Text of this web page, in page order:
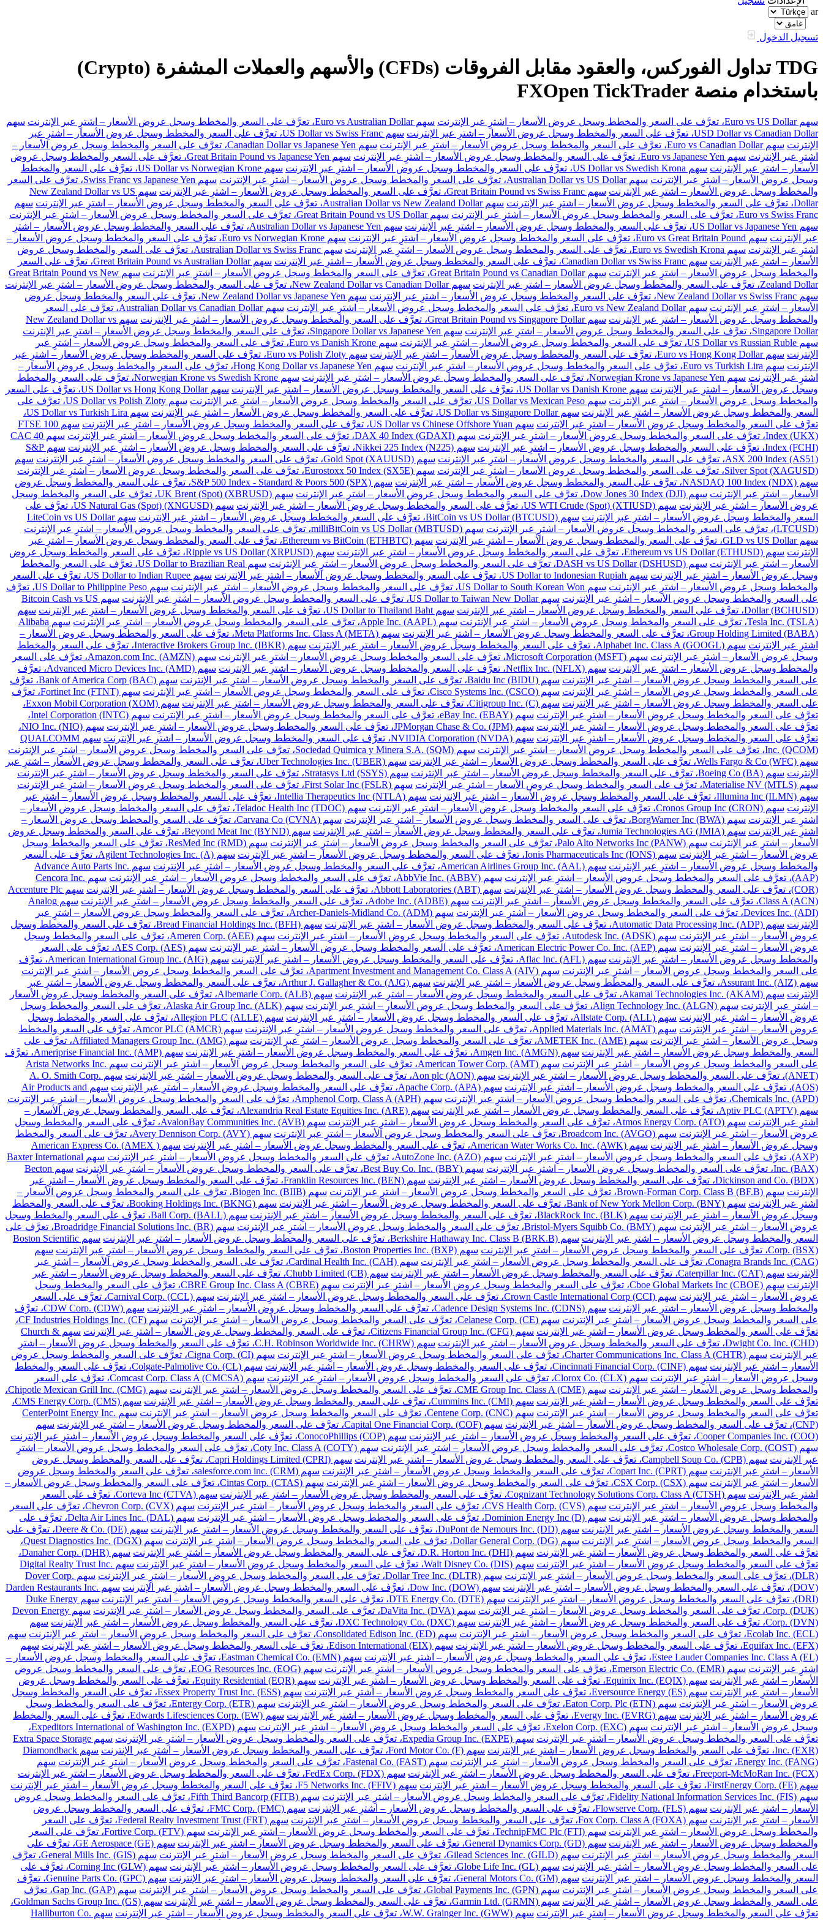
ar
تسجيل الدخول
TDG تداول الفوركس، والعقود مقابل الفروقات (CFDs) والأسهم والعملات المشفرة (Crypto)
باستخدام منصة FXOpen TickTrader
سهم Euro vs US Dollar، تعرَّف على السعر والمخطط وسجل عروض الأسعار – اشترِ عبر الإنترنت سهم Euro vs Australian Dollar، تعرَّف على السعر والمخطط وسجل عروض الأسعار – اشترِ عبر الإنترنت
سهم
USD Dollar vs Canadian Dollar، تعرَّف على السعر والمخطط وسجل عروض الأسعار – اشترِ عبر الإنترنت
سهم US Dollar vs Swiss Franc، تعرَّف على السعر والمخطط وسجل عروض الأسعار – اشترِ عبر
الإنترنت سهم Euro vs Canadian Dollar، تعرَّف على السعر والمخطط وسجل عروض الأسعار – اشترِ عبر الإنترنت
سهم Canadian Dollar vs Japanese Yen، تعرَّف على السعر والمخطط وسجل عروض الأسعار –
اشترِ عبر الإنترنت سهم Euro vs Japanese Yen، تعرَّف على السعر والمخطط وسجل عروض الأسعار – اشترِ عبر الإنترنت
سهم Great Britain Pound vs Japanese Yen، تعرَّف على السعر والمخطط وسجل عروض
الأسعار – اشترِ عبر الإنترنت سهم US Dollar vs Swedish Krona، تعرَّف على السعر والمخطط وسجل عروض الأسعار – اشترِ عبر الإنترنت
سهم US Dollar vs Norwegian Krone، تعرَّف على السعر والمخطط
وسجل عروض الأسعار – اشترِ عبر الإنترنت سهم Australian Dollar vs US Dollar، تعرَّف على السعر والمخطط وسجل عروض الأسعار – اشترِ عبر الإنترنت
سهم Swiss Franc vs Japanese Yen، تعرَّف على السعر
والمخطط وسجل عروض الأسعار – اشترِ عبر الإنترنت سهم Great Britain Pound vs Swiss Franc، تعرَّف على السعر والمخطط وسجل عروض الأسعار – اشترِ عبر الإنترنت
سهم New Zealand Dollar vs US
Dollar، تعرَّف على السعر والمخطط وسجل عروض الأسعار – اشترِ عبر الإنترنت
سهم Australian Dollar vs New Zealand Dollar، تعرَّف على السعر والمخطط وسجل عروض الأسعار – اشترِ عبر الإنترنت
سهم
Euro vs Swiss Franc، تعرَّف على السعر والمخطط وسجل عروض الأسعار – اشترِ عبر الإنترنت
سهم Great Britain Pound vs US Dollar، تعرَّف على السعر والمخطط وسجل عروض الأسعار – اشترِ عبر الإنترنت
سهم US Dollar vs Japanese Yen، تعرَّف على السعر والمخطط وسجل عروض الأسعار – اشترِ عبر الإنترنت
سهم Australian Dollar vs Japanese Yen، تعرَّف على السعر والمخطط وسجل عروض الأسعار – اشترِ
عبر الإنترنت سهم Euro vs Great Britain Pound، تعرَّف على السعر والمخطط وسجل عروض الأسعار – اشترِ عبر الإنترنت
سهم Euro vs Norwegian Krone، تعرَّف على السعر والمخطط وسجل عروض الأسعار –
اشترِ عبر الإنترنت سهم Euro vs Swedish Krona، تعرَّف على السعر والمخطط وسجل عروض الأسعار – اشترِ عبر الإنترنت
سهم Australian Dollar vs Swiss Franc، تعرَّف على السعر والمخطط وسجل عروض
الأسعار – اشترِ عبر الإنترنت سهم Canadian Dollar vs Swiss Franc، تعرَّف على السعر والمخطط وسجل عروض الأسعار – اشترِ عبر الإنترنت
سهم Great Britain Pound vs Australian Dollar، تعرَّف على السعر
والمخطط وسجل عروض الأسعار – اشترِ عبر الإنترنت سهم Great Britain Pound vs Canadian Dollar، تعرَّف على السعر والمخطط وسجل عروض الأسعار – اشترِ عبر الإنترنت
سهم Great Britain Pound vs New
Zealand Dollar، تعرَّف على السعر والمخطط وسجل عروض الأسعار – اشترِ عبر الإنترنت
سهم New Zealand Dollar vs Canadian Dollar، تعرَّف على السعر والمخطط وسجل عروض الأسعار – اشترِ عبر الإنترنت
سهم New Zealand Dollar vs Swiss Franc، تعرَّف على السعر والمخطط وسجل عروض الأسعار – اشترِ عبر الإنترنت
سهم New Zealand Dollar vs Japanese Yen، تعرَّف على السعر والمخطط وسجل عروض
الأسعار – اشترِ عبر الإنترنت سهم Euro vs New Zealand Dollar، تعرَّف على السعر والمخطط وسجل عروض الأسعار – اشترِ عبر الإنترنت
سهم Australian Dollar vs Canadian Dollar، تعرَّف على السعر
والمخطط وسجل عروض الأسعار – اشترِ عبر الإنترنت سهم Great Britain Pound vs Singapore Dollar، تعرَّف على السعر والمخطط وسجل عروض الأسعار – اشترِ عبر الإنترنت
سهم New Zealand Dollar vs
Singapore Dollar، تعرَّف على السعر والمخطط وسجل عروض الأسعار – اشترِ عبر الإنترنت
سهم Singapore Dollar vs Japanese Yen، تعرَّف على السعر والمخطط وسجل عروض الأسعار – اشترِ عبر الإنترنت
سهم US Dollar vs Russian Ruble، تعرَّف على السعر والمخطط وسجل عروض الأسعار – اشترِ عبر الإنترنت
سهم Euro vs Danish Krone، تعرَّف على السعر والمخطط وسجل عروض الأسعار – اشترِ عبر
الإنترنت سهم Euro vs Hong Kong Dollar، تعرَّف على السعر والمخطط وسجل عروض الأسعار – اشترِ عبر الإنترنت
سهم Euro vs Polish Zloty، تعرَّف على السعر والمخطط وسجل عروض الأسعار – اشترِ عبر
الإنترنت سهم Euro vs Turkish Lira، تعرَّف على السعر والمخطط وسجل عروض الأسعار – اشترِ عبر الإنترنت
سهم Hong Kong Dollar vs Japanese Yen، تعرَّف على السعر والمخطط وسجل عروض الأسعار –
اشترِ عبر الإنترنت سهم Norwegian Krone vs Japanese Yen، تعرَّف على السعر والمخطط وسجل عروض الأسعار – اشترِ عبر الإنترنت
سهم Norwegian Krone vs Swedish Krone، تعرَّف على السعر والمخطط
وسجل عروض الأسعار – اشترِ عبر الإنترنت سهم US Dollar vs Danish Krone، تعرَّف على السعر والمخطط وسجل عروض الأسعار – اشترِ عبر الإنترنت
سهم US Dollar vs Hong Kong Dollar، تعرَّف على السعر
والمخطط وسجل عروض الأسعار – اشترِ عبر الإنترنت سهم US Dollar vs Mexican Peso، تعرَّف على السعر والمخطط وسجل عروض الأسعار – اشترِ عبر الإنترنت
سهم US Dollar vs Polish Zloty، تعرَّف على
السعر والمخطط وسجل عروض الأسعار – اشترِ عبر الإنترنت سهم US Dollar vs Singapore Dollar، تعرَّف على السعر والمخطط وسجل عروض الأسعار – اشترِ عبر الإنترنت
سهم US Dollar vs Turkish Lira،
تعرَّف على السعر والمخطط وسجل عروض الأسعار – اشترِ عبر الإنترنت سهم US Dollar vs Chinese Offshore Yuan، تعرَّف على السعر والمخطط وسجل عروض الأسعار – اشترِ عبر الإنترنت
سهم FTSE 100
Index (UKX)، تعرَّف على السعر والمخطط وسجل عروض الأسعار – اشترِ عبر الإنترنت
سهم DAX 40 Index (GDAXI)، تعرَّف على السعر والمخطط وسجل عروض الأسعار – اشترِ عبر الإنترنت
سهم CAC 40
Index (FCHI)، تعرَّف على السعر والمخطط وسجل عروض الأسعار – اشترِ عبر الإنترنت
سهم Nikkei 225 Index (N225)، تعرَّف على السعر والمخطط وسجل عروض الأسعار – اشترِ عبر الإنترنت
سهم S&P
ASX 200 Index (AS51)، تعرَّف على السعر والمخطط وسجل عروض الأسعار – اشترِ عبر الإنترنت
سهم Gold Spot (XAUUSD)، تعرَّف على السعر والمخطط وسجل عروض الأسعار – اشترِ عبر الإنترنت
سهم
Silver Spot (XAGUSD)، تعرَّف على السعر والمخطط وسجل عروض الأسعار – اشترِ عبر الإنترنت
سهم Eurostoxx 50 Index (SX5E)، تعرَّف على السعر والمخطط وسجل عروض الأسعار – اشترِ عبر الإنترنت
سهم NASDAQ 100 Index (NDX)، تعرَّف على السعر والمخطط وسجل عروض الأسعار – اشترِ عبر الإنترنت
سهم S&P 500 Index - Standard & Poors 500 (SPX)، تعرَّف على السعر والمخطط وسجل عروض
الأسعار – اشترِ عبر الإنترنت سهم Dow Jones 30 Index (DJI)، تعرَّف على السعر والمخطط وسجل عروض الأسعار – اشترِ عبر الإنترنت
سهم UK Brent (Spot) (XBRUSD)، تعرَّف على السعر والمخطط وسجل
عروض الأسعار – اشترِ عبر الإنترنت سهم US WTI Crude (Spot) (XTIUSD)، تعرَّف على السعر والمخطط وسجل عروض الأسعار – اشترِ عبر الإنترنت
سهم US Natural Gas (Spot) (XNGUSD)، تعرَّف على
السعر والمخطط وسجل عروض الأسعار – اشترِ عبر الإنترنت سهم BitCoin vs US Dollar (BTCUSD)، تعرَّف على السعر والمخطط وسجل عروض الأسعار – اشترِ عبر الإنترنت
سهم LiteCoin vs US Dollar
(LTCUSD)، تعرَّف على السعر والمخطط وسجل عروض الأسعار – اشترِ عبر الإنترنت
سهم milliBitCoin vs US Dollar (MBTUSD)، تعرَّف على السعر والمخطط وسجل عروض الأسعار – اشترِ عبر الإنترنت
سهم GLD vs US Dollar، تعرَّف على السعر والمخطط وسجل عروض الأسعار – اشترِ عبر الإنترنت
سهم Ethereum vs BitCoin (ETHBTC)، تعرَّف على السعر والمخطط وسجل عروض الأسعار – اشترِ عبر
الإنترنت سهم Ethereum vs US Dollar (ETHUSD)، تعرَّف على السعر والمخطط وسجل عروض الأسعار – اشترِ عبر الإنترنت
سهم Ripple vs US Dollar (XRPUSD)، تعرَّف على السعر والمخطط وسجل عروض
الأسعار – اشترِ عبر الإنترنت سهم DASH vs US Dollar (DSHUSD)، تعرَّف على السعر والمخطط وسجل عروض الأسعار – اشترِ عبر الإنترنت
سهم US Dollar to Brazilian Real، تعرَّف على السعر والمخطط
وسجل عروض الأسعار – اشترِ عبر الإنترنت سهم US Dollar to Indonesian Rupiah، تعرَّف على السعر والمخطط وسجل عروض الأسعار – اشترِ عبر الإنترنت
سهم US Dollar to Indian Rupee، تعرَّف على السعر
والمخطط وسجل عروض الأسعار – اشترِ عبر الإنترنت سهم US Dollar to South Korean Won، تعرَّف على السعر والمخطط وسجل عروض الأسعار – اشترِ عبر الإنترنت
سهم US Dollar to Philippine Peso، تعرَّف
على السعر والمخطط وسجل عروض الأسعار – اشترِ عبر الإنترنت سهم US Dollar to Taiwan New Dollar، تعرَّف على السعر والمخطط وسجل عروض الأسعار – اشترِ عبر الإنترنت
سهم Bitcoin Cash vs US
Dollar (BCHUSD)، تعرَّف على السعر والمخطط وسجل عروض الأسعار – اشترِ عبر الإنترنت
سهم US Dollar to Thailand Baht، تعرَّف على السعر والمخطط وسجل عروض الأسعار – اشترِ عبر الإنترنت
سهم
Tesla Inc. (TSLA)، تعرَّف على السعر والمخطط وسجل عروض الأسعار – اشترِ عبر الإنترنت
سهم Apple Inc. (AAPL)، تعرَّف على السعر والمخطط وسجل عروض الأسعار – اشترِ عبر الإنترنت
سهم Alibaba
Group Holding Limited (BABA)، تعرَّف على السعر والمخطط وسجل عروض الأسعار – اشترِ عبر الإنترنت
سهم Meta Platforms Inc. Class A (META)، تعرَّف على السعر والمخطط وسجل عروض الأسعار –
اشترِ عبر الإنترنت سهم Alphabet Inc. Class A (GOOGL)، تعرَّف على السعر والمخطط وسجل عروض الأسعار – اشترِ عبر الإنترنت
سهم Interactive Brokers Group Inc. (IBKR)، تعرَّف على السعر والمخطط
وسجل عروض الأسعار – اشترِ عبر الإنترنت سهم Microsoft Corporation (MSFT)، تعرَّف على السعر والمخطط وسجل عروض الأسعار – اشترِ عبر الإنترنت
سهم Amazon.com Inc. (AMZN)، تعرَّف على السعر
والمخطط وسجل عروض الأسعار – اشترِ عبر الإنترنت سهم Netflix Inc. (NFLX)، تعرَّف على السعر والمخطط وسجل عروض الأسعار – اشترِ عبر الإنترنت
سهم Advanced Micro Devices Inc. (AMD)، تعرَّف
على السعر والمخطط وسجل عروض الأسعار – اشترِ عبر الإنترنت سهم Baidu Inc (BIDU)، تعرَّف على السعر والمخطط وسجل عروض الأسعار – اشترِ عبر الإنترنت
سهم Bank of America Corp (BAC)، تعرَّف
على السعر والمخطط وسجل عروض الأسعار – اشترِ عبر الإنترنت سهم Cisco Systems Inc. (CSCO)، تعرَّف على السعر والمخطط وسجل عروض الأسعار – اشترِ عبر الإنترنت
سهم Fortinet Inc (FTNT)، تعرَّف
على السعر والمخطط وسجل عروض الأسعار – اشترِ عبر الإنترنت سهم Citigroup Inc. (C)، تعرَّف على السعر والمخطط وسجل عروض الأسعار – اشترِ عبر الإنترنت
سهم Exxon Mobil Corporation (XOM)،
تعرَّف على السعر والمخطط وسجل عروض الأسعار – اشترِ عبر الإنترنت سهم eBay Inc. (EBAY)، تعرَّف على السعر والمخطط وسجل عروض الأسعار – اشترِ عبر الإنترنت
سهم Intel Corporation (INTC)،
تعرَّف على السعر والمخطط وسجل عروض الأسعار – اشترِ عبر الإنترنت سهم JPMorgan Chase & Co. (JPM)، تعرَّف على السعر والمخطط وسجل عروض الأسعار – اشترِ عبر الإنترنت
سهم NIO Inc. (NIO)،
تعرَّف على السعر والمخطط وسجل عروض الأسعار – اشترِ عبر الإنترنت سهم NVIDIA Corporation (NVDA)، تعرَّف على السعر والمخطط وسجل عروض الأسعار – اشترِ عبر الإنترنت
سهم QUALCOMM
Inc. (QCOM)، تعرَّف على السعر والمخطط وسجل عروض الأسعار – اشترِ عبر الإنترنت
سهم Sociedad Quimica y Minera S.A. (SQM)، تعرَّف على السعر والمخطط وسجل عروض الأسعار – اشترِ عبر الإنترنت
سهم Wells Fargo & Co (WFC)، تعرَّف على السعر والمخطط وسجل عروض الأسعار – اشترِ عبر الإنترنت
سهم Uber Technologies Inc. (UBER)، تعرَّف على السعر والمخطط وسجل عروض الأسعار – اشترِ عبر
الإنترنت سهم Boeing Co (BA)، تعرَّف على السعر والمخطط وسجل عروض الأسعار – اشترِ عبر الإنترنت
سهم Stratasys Ltd (SSYS)، تعرَّف على السعر والمخطط وسجل عروض الأسعار – اشترِ عبر الإنترنت
سهم Materialise NV (MTLS)، تعرَّف على السعر والمخطط وسجل عروض الأسعار – اشترِ عبر الإنترنت
سهم First Solar Inc (FSLR)، تعرَّف على السعر والمخطط وسجل عروض الأسعار – اشترِ عبر الإنترنت
سهم Illumina Inc (ILMN)، تعرَّف على السعر والمخطط وسجل عروض الأسعار – اشترِ عبر الإنترنت
سهم Intellia Therapeutics Inc (NTLA)، تعرَّف على السعر والمخطط وسجل عروض الأسعار – اشترِ عبر
الإنترنت سهم Cronos Group Inc (CRON)، تعرَّف على السعر والمخطط وسجل عروض الأسعار – اشترِ عبر الإنترنت
سهم Teladoc Health Inc (TDOC)، تعرَّف على السعر والمخطط وسجل عروض الأسعار –
اشترِ عبر الإنترنت سهم BorgWarner Inc (BWA)، تعرَّف على السعر والمخطط وسجل عروض الأسعار – اشترِ عبر الإنترنت
سهم Carvana Co (CVNA)، تعرَّف على السعر والمخطط وسجل عروض الأسعار –
اشترِ عبر الإنترنت سهم Jumia Technologies AG (JMIA)، تعرَّف على السعر والمخطط وسجل عروض الأسعار – اشترِ عبر الإنترنت
سهم Beyond Meat Inc (BYND)، تعرَّف على السعر والمخطط وسجل عروض
الأسعار – اشترِ عبر الإنترنت سهم Palo Alto Networks Inc (PANW)، تعرَّف على السعر والمخطط وسجل عروض الأسعار – اشترِ عبر الإنترنت
سهم ResMed Inc (RMD)، تعرَّف على السعر والمخطط وسجل
عروض الأسعار – اشترِ عبر الإنترنت سهم Ionis Pharmaceuticals Inc (IONS)، تعرَّف على السعر والمخطط وسجل عروض الأسعار – اشترِ عبر الإنترنت
سهم Agilent Technologies Inc. (A)، تعرَّف على السعر
والمخطط وسجل عروض الأسعار – اشترِ عبر الإنترنت سهم American Airlines Group Inc. (AAL)، تعرَّف على السعر والمخطط وسجل عروض الأسعار – اشترِ عبر الإنترنت
سهم Advance Auto Parts Inc.
(AAP)، تعرَّف على السعر والمخطط وسجل عروض الأسعار – اشترِ عبر الإنترنت
سهم AbbVie Inc. (ABBV)، تعرَّف على السعر والمخطط وسجل عروض الأسعار – اشترِ عبر الإنترنت
سهم Cencora Inc.
(COR)، تعرَّف على السعر والمخطط وسجل عروض الأسعار – اشترِ عبر الإنترنت
سهم Abbott Laboratories (ABT)، تعرَّف على السعر والمخطط وسجل عروض الأسعار – اشترِ عبر الإنترنت
سهم Accenture Plc
Class A (ACN)، تعرَّف على السعر والمخطط وسجل عروض الأسعار – اشترِ عبر الإنترنت
سهم Adobe Inc. (ADBE)، تعرَّف على السعر والمخطط وسجل عروض الأسعار – اشترِ عبر الإنترنت
سهم Analog
Devices Inc. (ADI)، تعرَّف على السعر والمخطط وسجل عروض الأسعار – اشترِ عبر الإنترنت
سهم Archer-Daniels-Midland Co. (ADM)، تعرَّف على السعر والمخطط وسجل عروض الأسعار – اشترِ عبر
الإنترنت سهم Automatic Data Processing Inc. (ADP)، تعرَّف على السعر والمخطط وسجل عروض الأسعار – اشترِ عبر الإنترنت
سهم Bread Financial Holdings Inc. (BFH)، تعرَّف على السعر والمخطط وسجل
عروض الأسعار – اشترِ عبر الإنترنت سهم Autodesk Inc. (ADSK)، تعرَّف على السعر والمخطط وسجل عروض الأسعار – اشترِ عبر الإنترنت
سهم Ameren Corp. (AEE)، تعرَّف على السعر والمخطط وسجل
عروض الأسعار – اشترِ عبر الإنترنت سهم American Electric Power Co. Inc. (AEP)، تعرَّف على السعر والمخطط وسجل عروض الأسعار – اشترِ عبر الإنترنت
سهم AES Corp. (AES)، تعرَّف على السعر
والمخطط وسجل عروض الأسعار – اشترِ عبر الإنترنت سهم Aflac Inc. (AFL)، تعرَّف على السعر والمخطط وسجل عروض الأسعار – اشترِ عبر الإنترنت
سهم American International Group Inc. (AIG)، تعرَّف
على السعر والمخطط وسجل عروض الأسعار – اشترِ عبر الإنترنت سهم Apartment Investment and Management Co. Class A (AIV)، تعرَّف على السعر والمخطط وسجل عروض الأسعار – اشترِ عبر الإنترنت
سهم Assurant Inc. (AIZ)، تعرَّف على السعر والمخطط وسجل عروض الأسعار – اشترِ عبر الإنترنت
سهم Arthur J. Gallagher & Co. (AJG)، تعرَّف على السعر والمخطط وسجل عروض الأسعار – اشترِ عبر
الإنترنت سهم Akamai Technologies Inc. (AKAM)، تعرَّف على السعر والمخطط وسجل عروض الأسعار – اشترِ عبر الإنترنت
سهم Albemarle Corp. (ALB)، تعرَّف على السعر والمخطط وسجل عروض الأسعار
– اشترِ عبر الإنترنت سهم Align Technology Inc. (ALGN)، تعرَّف على السعر والمخطط وسجل عروض الأسعار – اشترِ عبر الإنترنت
سهم Alaska Air Group Inc. (ALK)، تعرَّف على السعر والمخطط وسجل
عروض الأسعار – اشترِ عبر الإنترنت سهم Allstate Corp. (ALL)، تعرَّف على السعر والمخطط وسجل عروض الأسعار – اشترِ عبر الإنترنت
سهم Allegion PLC (ALLE)، تعرَّف على السعر والمخطط وسجل
عروض الأسعار – اشترِ عبر الإنترنت سهم Applied Materials Inc. (AMAT)، تعرَّف على السعر والمخطط وسجل عروض الأسعار – اشترِ عبر الإنترنت
سهم Amcor PLC (AMCR)، تعرَّف على السعر والمخطط
وسجل عروض الأسعار – اشترِ عبر الإنترنت سهم AMETEK Inc. (AME)، تعرَّف على السعر والمخطط وسجل عروض الأسعار – اشترِ عبر الإنترنت
سهم Affiliated Managers Group Inc. (AMG)، تعرَّف على
السعر والمخطط وسجل عروض الأسعار – اشترِ عبر الإنترنت سهم Amgen Inc. (AMGN)، تعرَّف على السعر والمخطط وسجل عروض الأسعار – اشترِ عبر الإنترنت
سهم Ameriprise Financial Inc. (AMP)، تعرَّف
على السعر والمخطط وسجل عروض الأسعار – اشترِ عبر الإنترنت سهم American Tower Corp. (AMT)، تعرَّف على السعر والمخطط وسجل عروض الأسعار – اشترِ عبر الإنترنت
سهم Arista Networks Inc.
(ANET)، تعرَّف على السعر والمخطط وسجل عروض الأسعار – اشترِ عبر الإنترنت
سهم Aon plc (AON)، تعرَّف على السعر والمخطط وسجل عروض الأسعار – اشترِ عبر الإنترنت
سهم A. O. Smith Corp.
(AOS)، تعرَّف على السعر والمخطط وسجل عروض الأسعار – اشترِ عبر الإنترنت
سهم Apache Corp. (APA)، تعرَّف على السعر والمخطط وسجل عروض الأسعار – اشترِ عبر الإنترنت
سهم Air Products and
Chemicals Inc. (APD)، تعرَّف على السعر والمخطط وسجل عروض الأسعار – اشترِ عبر الإنترنت
سهم Amphenol Corp. Class A (APH)، تعرَّف على السعر والمخطط وسجل عروض الأسعار – اشترِ عبر الإنترنت
سهم Aptiv PLC (APTV)، تعرَّف على السعر والمخطط وسجل عروض الأسعار – اشترِ عبر الإنترنت
سهم Alexandria Real Estate Equities Inc. (ARE)، تعرَّف على السعر والمخطط وسجل عروض الأسعار –
اشترِ عبر الإنترنت سهم Atmos Energy Corp. (ATO)، تعرَّف على السعر والمخطط وسجل عروض الأسعار – اشترِ عبر الإنترنت
سهم AvalonBay Communities Inc. (AVB)، تعرَّف على السعر والمخطط وسجل
عروض الأسعار – اشترِ عبر الإنترنت سهم Broadcom Inc. (AVGO)، تعرَّف على السعر والمخطط وسجل عروض الأسعار – اشترِ عبر الإنترنت
سهم Avery Dennison Corp. (AVY)، تعرَّف على السعر والمخطط
وسجل عروض الأسعار – اشترِ عبر الإنترنت سهم American Water Works Co. Inc. (AWK)، تعرَّف على السعر والمخطط وسجل عروض الأسعار – اشترِ عبر الإنترنت
سهم American Express Co. (AMEX )
(AXP)، تعرَّف على السعر والمخطط وسجل عروض الأسعار – اشترِ عبر الإنترنت
سهم AutoZone Inc. (AZO)، تعرَّف على السعر والمخطط وسجل عروض الأسعار – اشترِ عبر الإنترنت
سهم Baxter International
Inc. (BAX)، تعرَّف على السعر والمخطط وسجل عروض الأسعار – اشترِ عبر الإنترنت
سهم Best Buy Co. Inc. (BBY)، تعرَّف على السعر والمخطط وسجل عروض الأسعار – اشترِ عبر الإنترنت
سهم Becton
Dickinson and Co. (BDX)، تعرَّف على السعر والمخطط وسجل عروض الأسعار – اشترِ عبر الإنترنت
سهم Franklin Resources Inc. (BEN)، تعرَّف على السعر والمخطط وسجل عروض الأسعار – اشترِ عبر
الإنترنت سهم Brown-Forman Corp. Class B (BF.B)، تعرَّف على السعر والمخطط وسجل عروض الأسعار – اشترِ عبر الإنترنت
سهم Biogen Inc. (BIIB)، تعرَّف على السعر والمخطط وسجل عروض الأسعار –
اشترِ عبر الإنترنت سهم Bank of New York Mellon Corp. (BNY)، تعرَّف على السعر والمخطط وسجل عروض الأسعار – اشترِ عبر الإنترنت
سهم Booking Holdings Inc. (BKNG)، تعرَّف على السعر والمخطط
وسجل عروض الأسعار – اشترِ عبر الإنترنت سهم BlackRock Inc. (BLK)، تعرَّف على السعر والمخطط وسجل عروض الأسعار – اشترِ عبر الإنترنت
سهم Ball Corp. (BALL)، تعرَّف على السعر والمخطط وسجل
عروض الأسعار – اشترِ عبر الإنترنت سهم Bristol-Myers Squibb Co. (BMY)، تعرَّف على السعر والمخطط وسجل عروض الأسعار – اشترِ عبر الإنترنت
سهم Broadridge Financial Solutions Inc. (BR)، تعرَّف على
السعر والمخطط وسجل عروض الأسعار – اشترِ عبر الإنترنت سهم Berkshire Hathaway Inc. Class B (BRK.B)، تعرَّف على السعر والمخطط وسجل عروض الأسعار – اشترِ عبر الإنترنت
سهم Boston Scientific
Corp. (BSX)، تعرَّف على السعر والمخطط وسجل عروض الأسعار – اشترِ عبر الإنترنت
سهم Boston Properties Inc. (BXP)، تعرَّف على السعر والمخطط وسجل عروض الأسعار – اشترِ عبر الإنترنت
سهم
Conagra Brands Inc. (CAG)، تعرَّف على السعر والمخطط وسجل عروض الأسعار – اشترِ عبر الإنترنت
سهم Cardinal Health Inc. (CAH)، تعرَّف على السعر والمخطط وسجل عروض الأسعار – اشترِ عبر
الإنترنت سهم Caterpillar Inc. (CAT)، تعرَّف على السعر والمخطط وسجل عروض الأسعار – اشترِ عبر الإنترنت
سهم Chubb Limited (CB)، تعرَّف على السعر والمخطط وسجل عروض الأسعار – اشترِ عبر
الإنترنت سهم Cboe Global Markets Inc (CBOE)، تعرَّف على السعر والمخطط وسجل عروض الأسعار – اشترِ عبر الإنترنت
سهم CBRE Group Inc. Class A (CBRE)، تعرَّف على السعر والمخطط وسجل
عروض الأسعار – اشترِ عبر الإنترنت سهم Crown Castle International Corp (CCI)، تعرَّف على السعر والمخطط وسجل عروض الأسعار – اشترِ عبر الإنترنت
سهم Carnival Corp. (CCL)، تعرَّف على السعر
والمخطط وسجل عروض الأسعار – اشترِ عبر الإنترنت سهم Cadence Design Systems Inc. (CDNS)، تعرَّف على السعر والمخطط وسجل عروض الأسعار – اشترِ عبر الإنترنت
سهم CDW Corp. (CDW)، تعرَّف
على السعر والمخطط وسجل عروض الأسعار – اشترِ عبر الإنترنت سهم Celanese Corp. (CE)، تعرَّف على السعر والمخطط وسجل عروض الأسعار – اشترِ عبر الإنترنت
سهم CF Industries Holdings Inc. (CF)،
تعرَّف على السعر والمخطط وسجل عروض الأسعار – اشترِ عبر الإنترنت سهم Citizens Financial Group Inc. (CFG)، تعرَّف على السعر والمخطط وسجل عروض الأسعار – اشترِ عبر الإنترنت
سهم Church &
Dwight Co. Inc. (CHD)، تعرَّف على السعر والمخطط وسجل عروض الأسعار – اشترِ عبر الإنترنت
سهم C.H. Robinson Worldwide Inc. (CHRW)، تعرَّف على السعر والمخطط وسجل عروض الأسعار – اشترِ
عبر الإنترنت سهم Charter Communications Inc. Class A (CHTR)، تعرَّف على السعر والمخطط وسجل عروض الأسعار – اشترِ عبر الإنترنت
سهم Cigna Corp. (CI)، تعرَّف على السعر والمخطط وسجل عروض
الأسعار – اشترِ عبر الإنترنت سهم Cincinnati Financial Corp. (CINF)، تعرَّف على السعر والمخطط وسجل عروض الأسعار – اشترِ عبر الإنترنت
سهم Colgate-Palmolive Co. (CL)، تعرَّف على السعر والمخطط
وسجل عروض الأسعار – اشترِ عبر الإنترنت سهم Clorox Co. (CLX)، تعرَّف على السعر والمخطط وسجل عروض الأسعار – اشترِ عبر الإنترنت
سهم Comcast Corp. Class A (CMCSA)، تعرَّف على السعر
والمخطط وسجل عروض الأسعار – اشترِ عبر الإنترنت سهم CME Group Inc. Class A (CME)، تعرَّف على السعر والمخطط وسجل عروض الأسعار – اشترِ عبر الإنترنت
سهم Chipotle Mexican Grill Inc. (CMG)،
تعرَّف على السعر والمخطط وسجل عروض الأسعار – اشترِ عبر الإنترنت سهم Cummins Inc. (CMI)، تعرَّف على السعر والمخطط وسجل عروض الأسعار – اشترِ عبر الإنترنت
سهم CMS Energy Corp. (CMS)،
تعرَّف على السعر والمخطط وسجل عروض الأسعار – اشترِ عبر الإنترنت سهم Centene Corp. (CNC)، تعرَّف على السعر والمخطط وسجل عروض الأسعار – اشترِ عبر الإنترنت
سهم CenterPoint Energy Inc.
(CNP)، تعرَّف على السعر والمخطط وسجل عروض الأسعار – اشترِ عبر الإنترنت
سهم Capital One Financial Corp. (COF)، تعرَّف على السعر والمخطط وسجل عروض الأسعار – اشترِ عبر الإنترنت
سهم
Cooper Companies Inc. (COO)، تعرَّف على السعر والمخطط وسجل عروض الأسعار – اشترِ عبر الإنترنت
سهم ConocoPhillips (COP)، تعرَّف على السعر والمخطط وسجل عروض الأسعار – اشترِ عبر الإنترنت
سهم Costco Wholesale Corp. (COST)، تعرَّف على السعر والمخطط وسجل عروض الأسعار – اشترِ عبر الإنترنت
سهم Coty Inc. Class A (COTY)، تعرَّف على السعر والمخطط وسجل عروض الأسعار – اشترِ
عبر الإنترنت سهم Campbell Soup Co. (CPB)، تعرَّف على السعر والمخطط وسجل عروض الأسعار – اشترِ عبر الإنترنت
سهم Capri Holdings Limited (CPRI)، تعرَّف على السعر والمخطط وسجل عروض
الأسعار – اشترِ عبر الإنترنت سهم Copart Inc. (CPRT)، تعرَّف على السعر والمخطط وسجل عروض الأسعار – اشترِ عبر الإنترنت
سهم salesforce.com inc. (CRM)، تعرَّف على السعر والمخطط وسجل عروض
الأسعار – اشترِ عبر الإنترنت سهم CSX Corp. (CSX)، تعرَّف على السعر والمخطط وسجل عروض الأسعار – اشترِ عبر الإنترنت
سهم Cintas Corp. (CTAS)، تعرَّف على السعر والمخطط وسجل عروض الأسعار –
اشترِ عبر الإنترنت سهم Cognizant Technology Solutions Corp. Class A (CTSH)، تعرَّف على السعر والمخطط وسجل عروض الأسعار – اشترِ عبر الإنترنت
سهم Corteva Inc (CTVA)، تعرَّف على السعر
والمخطط وسجل عروض الأسعار – اشترِ عبر الإنترنت سهم CVS Health Corp. (CVS)، تعرَّف على السعر والمخطط وسجل عروض الأسعار – اشترِ عبر الإنترنت
سهم Chevron Corp. (CVX)، تعرَّف على السعر
والمخطط وسجل عروض الأسعار – اشترِ عبر الإنترنت سهم Dominion Energy Inc (D)، تعرَّف على السعر والمخطط وسجل عروض الأسعار – اشترِ عبر الإنترنت
سهم Delta Air Lines Inc. (DAL)، تعرَّف على
السعر والمخطط وسجل عروض الأسعار – اشترِ عبر الإنترنت سهم DuPont de Nemours Inc. (DD)، تعرَّف على السعر والمخطط وسجل عروض الأسعار – اشترِ عبر الإنترنت
سهم Deere & Co. (DE)، تعرَّف على
السعر والمخطط وسجل عروض الأسعار – اشترِ عبر الإنترنت سهم Dollar General Corp. (DG)، تعرَّف على السعر والمخطط وسجل عروض الأسعار – اشترِ عبر الإنترنت
سهم Quest Diagnostics Inc. (DGX)،
تعرَّف على السعر والمخطط وسجل عروض الأسعار – اشترِ عبر الإنترنت سهم D.R. Horton Inc. (DHI)، تعرَّف على السعر والمخطط وسجل عروض الأسعار – اشترِ عبر الإنترنت
سهم Danaher Corp. (DHR)،
تعرَّف على السعر والمخطط وسجل عروض الأسعار – اشترِ عبر الإنترنت سهم Walt Disney Co. (DIS)، تعرَّف على السعر والمخطط وسجل عروض الأسعار – اشترِ عبر الإنترنت
سهم Digital Realty Trust Inc.
(DLR)، تعرَّف على السعر والمخطط وسجل عروض الأسعار – اشترِ عبر الإنترنت
سهم Dollar Tree Inc. (DLTR)، تعرَّف على السعر والمخطط وسجل عروض الأسعار – اشترِ عبر الإنترنت
سهم Dover Corp.
(DOV)، تعرَّف على السعر والمخطط وسجل عروض الأسعار – اشترِ عبر الإنترنت
سهم Dow Inc. (DOW)، تعرَّف على السعر والمخطط وسجل عروض الأسعار – اشترِ عبر الإنترنت
سهم Darden Restaurants Inc.
(DRI)، تعرَّف على السعر والمخطط وسجل عروض الأسعار – اشترِ عبر الإنترنت
سهم DTE Energy Co. (DTE)، تعرَّف على السعر والمخطط وسجل عروض الأسعار – اشترِ عبر الإنترنت
سهم Duke Energy
Corp. (DUK)، تعرَّف على السعر والمخطط وسجل عروض الأسعار – اشترِ عبر الإنترنت
سهم DaVita Inc. (DVA)، تعرَّف على السعر والمخطط وسجل عروض الأسعار – اشترِ عبر الإنترنت
سهم Devon Energy
Corp. (DVN)، تعرَّف على السعر والمخطط وسجل عروض الأسعار – اشترِ عبر الإنترنت
سهم DXC Technology Co. (DXC)، تعرَّف على السعر والمخطط وسجل عروض الأسعار – اشترِ عبر الإنترنت
سهم
Ecolab Inc. (ECL)، تعرَّف على السعر والمخطط وسجل عروض الأسعار – اشترِ عبر الإنترنت
سهم Consolidated Edison Inc. (ED)، تعرَّف على السعر والمخطط وسجل عروض الأسعار – اشترِ عبر الإنترنت
سهم
Equifax Inc. (EFX)، تعرَّف على السعر والمخطط وسجل عروض الأسعار – اشترِ عبر الإنترنت
سهم Edison International (EIX)، تعرَّف على السعر والمخطط وسجل عروض الأسعار – اشترِ عبر الإنترنت
سهم
Estee Lauder Companies Inc. Class A (EL)، تعرَّف على السعر والمخطط وسجل عروض الأسعار – اشترِ عبر الإنترنت
سهم Eastman Chemical Co. (EMN)، تعرَّف على السعر والمخطط وسجل عروض الأسعار –
اشترِ عبر الإنترنت سهم Emerson Electric Co. (EMR)، تعرَّف على السعر والمخطط وسجل عروض الأسعار – اشترِ عبر الإنترنت
سهم EOG Resources Inc. (EOG)، تعرَّف على السعر والمخطط وسجل عروض
الأسعار – اشترِ عبر الإنترنت سهم Equinix Inc. (EQIX)، تعرَّف على السعر والمخطط وسجل عروض الأسعار – اشترِ عبر الإنترنت
سهم Equity Residential (EQR)، تعرَّف على السعر والمخطط وسجل عروض
الأسعار – اشترِ عبر الإنترنت سهم Eversource Energy (ES)، تعرَّف على السعر والمخطط وسجل عروض الأسعار – اشترِ عبر الإنترنت
سهم Essex Property Trust Inc. (ESS)، تعرَّف على السعر والمخطط وسجل
عروض الأسعار – اشترِ عبر الإنترنت سهم Eaton Corp. Plc (ETN)، تعرَّف على السعر والمخطط وسجل عروض الأسعار – اشترِ عبر الإنترنت
سهم Entergy Corp. (ETR)، تعرَّف على السعر والمخطط وسجل
عروض الأسعار – اشترِ عبر الإنترنت سهم Evergy Inc. (EVRG)، تعرَّف على السعر والمخطط وسجل عروض الأسعار – اشترِ عبر الإنترنت
سهم Edwards Lifesciences Corp. (EW)، تعرَّف على السعر والمخطط
وسجل عروض الأسعار – اشترِ عبر الإنترنت سهم Exelon Corp. (EXC)، تعرَّف على السعر والمخطط وسجل عروض الأسعار – اشترِ عبر الإنترنت
سهم Expeditors International of Washington Inc. (EXPD)،
تعرَّف على السعر والمخطط وسجل عروض الأسعار – اشترِ عبر الإنترنت سهم Expedia Group Inc. (EXPE)، تعرَّف على السعر والمخطط وسجل عروض الأسعار – اشترِ عبر الإنترنت
سهم Extra Space Storage
Inc. (EXR)، تعرَّف على السعر والمخطط وسجل عروض الأسعار – اشترِ عبر الإنترنت
سهم Ford Motor Co. (F)، تعرَّف على السعر والمخطط وسجل عروض الأسعار – اشترِ عبر الإنترنت
سهم Diamondback
Energy Inc. (FANG)، تعرَّف على السعر والمخطط وسجل عروض الأسعار – اشترِ عبر الإنترنت
سهم Fastenal Co. (FAST)، تعرَّف على السعر والمخطط وسجل عروض الأسعار – اشترِ عبر الإنترنت
سهم
Freeport-McMoRan Inc. (FCX)، تعرَّف على السعر والمخطط وسجل عروض الأسعار – اشترِ عبر الإنترنت
سهم FedEx Corp. (FDX)، تعرَّف على السعر والمخطط وسجل عروض الأسعار – اشترِ عبر الإنترنت
سهم FirstEnergy Corp. (FE)، تعرَّف على السعر والمخطط وسجل عروض الأسعار – اشترِ عبر الإنترنت
سهم F5 Networks Inc. (FFIV)، تعرَّف على السعر والمخطط وسجل عروض الأسعار – اشترِ عبر الإنترنت
سهم Fidelity National Information Services Inc. (FIS)، تعرَّف على السعر والمخطط وسجل عروض الأسعار – اشترِ عبر الإنترنت
سهم Fifth Third Bancorp (FITB)، تعرَّف على السعر والمخطط وسجل عروض
الأسعار – اشترِ عبر الإنترنت سهم Flowserve Corp. (FLS)، تعرَّف على السعر والمخطط وسجل عروض الأسعار – اشترِ عبر الإنترنت
سهم FMC Corp. (FMC)، تعرَّف على السعر والمخطط وسجل عروض
الأسعار – اشترِ عبر الإنترنت سهم Fox Corp. Class A (FOXA)، تعرَّف على السعر والمخطط وسجل عروض الأسعار – اشترِ عبر الإنترنت
سهم Federal Realty Investment Trust (FRT)، تعرَّف على السعر
والمخطط وسجل عروض الأسعار – اشترِ عبر الإنترنت سهم TechnipFMC Plc (FTI)، تعرَّف على السعر والمخطط وسجل عروض الأسعار – اشترِ عبر الإنترنت
سهم Fortive Corp. (FTV)، تعرَّف على السعر
والمخطط وسجل عروض الأسعار – اشترِ عبر الإنترنت سهم General Dynamics Corp. (GD)، تعرَّف على السعر والمخطط وسجل عروض الأسعار – اشترِ عبر الإنترنت
سهم GE Aerospace (GE)، تعرَّف على
السعر والمخطط وسجل عروض الأسعار – اشترِ عبر الإنترنت سهم Gilead Sciences Inc. (GILD)، تعرَّف على السعر والمخطط وسجل عروض الأسعار – اشترِ عبر الإنترنت
سهم General Mills Inc. (GIS)، تعرَّف
على السعر والمخطط وسجل عروض الأسعار – اشترِ عبر الإنترنت سهم Globe Life Inc. (GL)، تعرَّف على السعر والمخطط وسجل عروض الأسعار – اشترِ عبر الإنترنت
سهم Corning Inc (GLW)، تعرَّف على
السعر والمخطط وسجل عروض الأسعار – اشترِ عبر الإنترنت سهم General Motors Co. (GM)، تعرَّف على السعر والمخطط وسجل عروض الأسعار – اشترِ عبر الإنترنت
سهم Genuine Parts Co. (GPC)، تعرَّف
على السعر والمخطط وسجل عروض الأسعار – اشترِ عبر الإنترنت سهم Global Payments Inc. (GPN)، تعرَّف على السعر والمخطط وسجل عروض الأسعار – اشترِ عبر الإنترنت
سهم Gap Inc. (GAP)، تعرَّف
على السعر والمخطط وسجل عروض الأسعار – اشترِ عبر الإنترنت سهم Garmin Ltd. (GRMN)، تعرَّف على السعر والمخطط وسجل عروض الأسعار – اشترِ عبر الإنترنت
سهم Goldman Sachs Group Inc. (GS)،
تعرَّف على السعر والمخطط وسجل عروض الأسعار – اشترِ عبر الإنترنت سهم W.W. Grainger Inc. (GWW)، تعرَّف على السعر والمخطط وسجل عروض الأسعار – اشترِ عبر الإنترنت
سهم Halliburton Co.